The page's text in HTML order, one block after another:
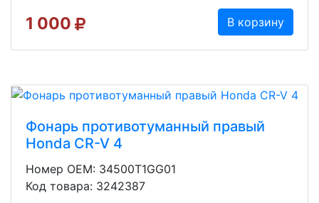
1 000 В корзину
Фонарь противотуманный правый
Honda CR-V 4
Номер OEM: 34500T1GG01
Код товара: 3242387